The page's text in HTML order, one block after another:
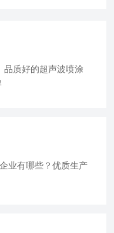
品质好的超声波喷涂
业有哪些？优质生产